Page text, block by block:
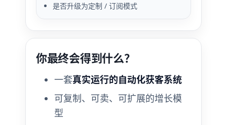
是否升级为定制 / 订阅模式
你最终会得到什么？
一套真实运行的自动化获客系统
可复制、可卖、可扩展的增长模
型